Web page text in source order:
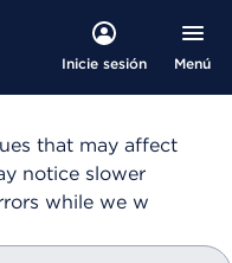
Inicie sesión Menú
that may affect
notice slower
while we w